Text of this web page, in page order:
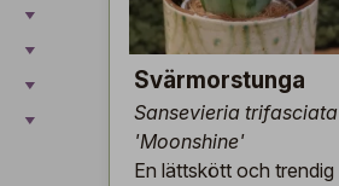
Svärmorstunga
Sansevieria trifasciata
'Moonshine'
En lättskött och trendig